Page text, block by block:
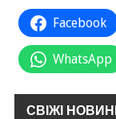
Facebook
WhatsApp
СВІЖІ